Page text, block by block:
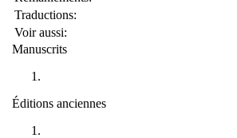
Traductions:
Voir aussi:
Manuscrits
Éditions anciennes